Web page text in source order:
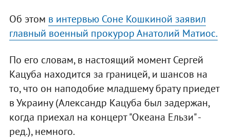
Об этом в интервью Соне Кошкиной заявил
главный военный прокурор Анатолий Матиос.
По его словам, в настоящий момент Сергей
Кацуба находится за границей, и шансов на
то, что он наподобие младшему брату приедет
в Украину (Александр Кацуба был задержан,
когда приехал на концерт "Океана Ельзи" -
ред.), немного.